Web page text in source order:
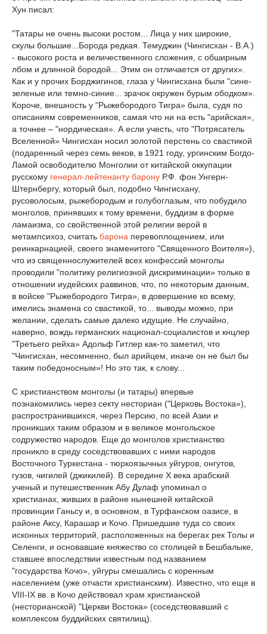
Хун писал:
"Татары не очень высоки ростом... Лица у них широкие,
скулы большие...Борода редкая. Темуджин (Чингисхан - В.А.)
- высокого роста и величественного сложения, с обширным
лбом и длинной бородой... Этим он отличается от других».
Как и у прочих Борджигинов, глаза у Чингисхана были "сине-
зеленые или темно-синие... зрачок окружен бурым ободком».
Короче, внешность у "Рыжебородого Тигра» была, судя по
описаниям современников, самая что ни на есть "арийская»,
а точнее – "нордическая». А если учесть, что "Потрясатель
Вселенной» Чингисхан носил золотой перстень со свастикой
(подаренный через семь веков, в 1921 году, ургинским Богдо-
Ламой освободителю Монголии от китайской оккупации
русскому генерал-лейтенанту барону Р.Ф. фон Унгерн-
Штернбергу, который был, подобно Чингисхану,
русоволосым, рыжебородым и голубоглазым, что побудило
монголов, принявших к тому времени, буддизм в форме
ламаизма, со свойственной этой религии верой в
метампсихоз, считать барона перевоплощением, или
реинкарнацией, своего знаменитого "Священного Воителя»),
что из священнослужителей всех конфессий монголы
проводили "политику религиозной дискриминации» только в
отношении иудейских раввинов, что, по некоторым данным,
в войске "Рыжебородого Тигра», в довершение ко всему,
имелись знамена со свастикой, то... выводы можно, при
желании, сделать самые далеко идущие. Не случайно,
наверно, вождь германских национал-социалистов и кнцлер
"Третьего рейха» Адольф Гитлер как-то заметил, что
"Чингисхан, несомненно, был арийцем, иначе он не был бы
таким победоносным»! Но это так, к слову...
С христианством монголы (и татары) впервые
познакомились через секту несториан ("Церковь Востока»),
распространившихся, через Персию, по всей Азии и
проникших таким образом и в великое монгольское
содружество народов. Еще до монголов христианство
проникло в среду соседствовавших с ними народов
Восточного Туркестана - тюркоязычных уйгуров, онгутов,
гузов, чигилей (джикилей). В середине Х века арабский
ученый и путешественник Абу Дулаф упоминал о
христианах, живших в районе нынешней китайской
провинции Ганьсу и, в основном, в Турфанском оазисе, в
районе Аксу, Карашар и Кочо. Пришедшие туда со своих
исконных территорий, расположенных на берегах рек Толы и
Селенги, и основавшие княжество со столицей в Бешбалыке,
ставшее впоследствии известным под названием
"государства Кочо», уйгуры смешались с коренным
населением (уже отчасти христианским). Известно, что еще в
VIII-IX вв. в Кочо действовал храм христианской
(несторианской) "Церкви Востока» (соседствовавший с
комплексом буддийских святилищ).